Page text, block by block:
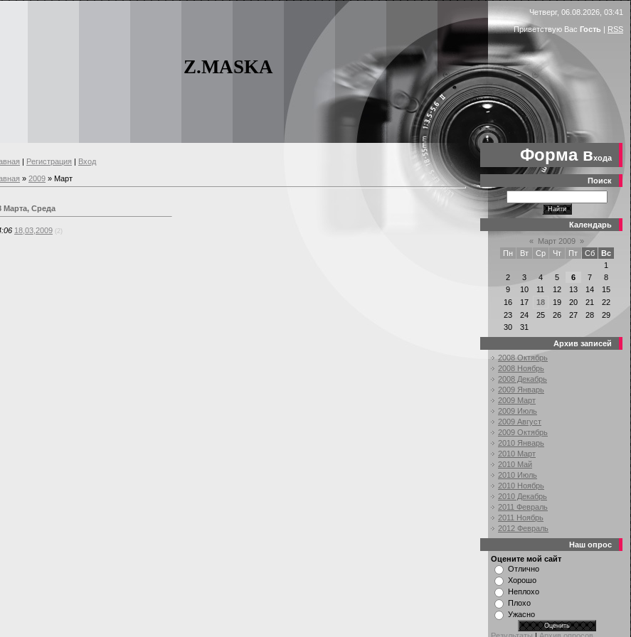
Z.MASKA
Четверг, 06.08.2026, 03:41
Приветствую Вас Гость | RSS
| Регистрация | Вход
» 2009 » Март
Марта, Среда
18,03,2009 (2)
Форма входа
Поиск
Календарь
« Март 2009 »
Пн
Вт Ср Чт Пт Сб
Вс
1
2
3 4 5 6 7
8
9
10 11 12 13 14
15
16
17 18 19 20 21
22
23
24 25 26 27 28
29
30
31
Архив записей
2008 Октябрь
2008 Ноябрь
2008 Декабрь
2009 Январь
2009 Март
2009 Июль
2009 Август
2009 Октябрь
2010 Январь
2010 Март
2010 Май
2010 Июль
2010 Ноябрь
2010 Декабрь
2011 Февраль
2011 Ноябрь
2012 Февраль
Наш опрос
Оцените мой сайт
Отлично
Хорошо
Неплохо
Плохо
Ужасно